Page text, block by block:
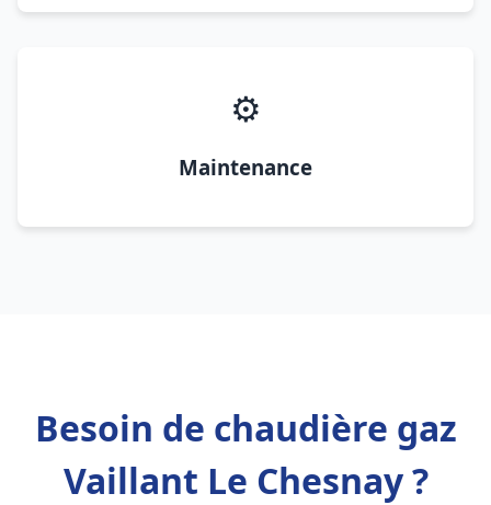
⚙️
Maintenance
Besoin de chaudière gaz
Vaillant Le Chesnay ?